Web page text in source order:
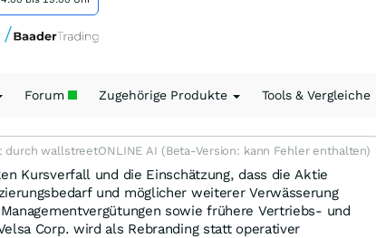
Forum Zugehörige Produkte Tools & Vergleiche
durch wallstreetONLINE AI (Beta-Version: kann Fehler enthalten)
Kursverfall und die Einschätzung, dass die Aktie
und möglicher weiterer Verwässerung
sowie frühere Vertriebs- und
Corp. wird als Rebranding statt operativer